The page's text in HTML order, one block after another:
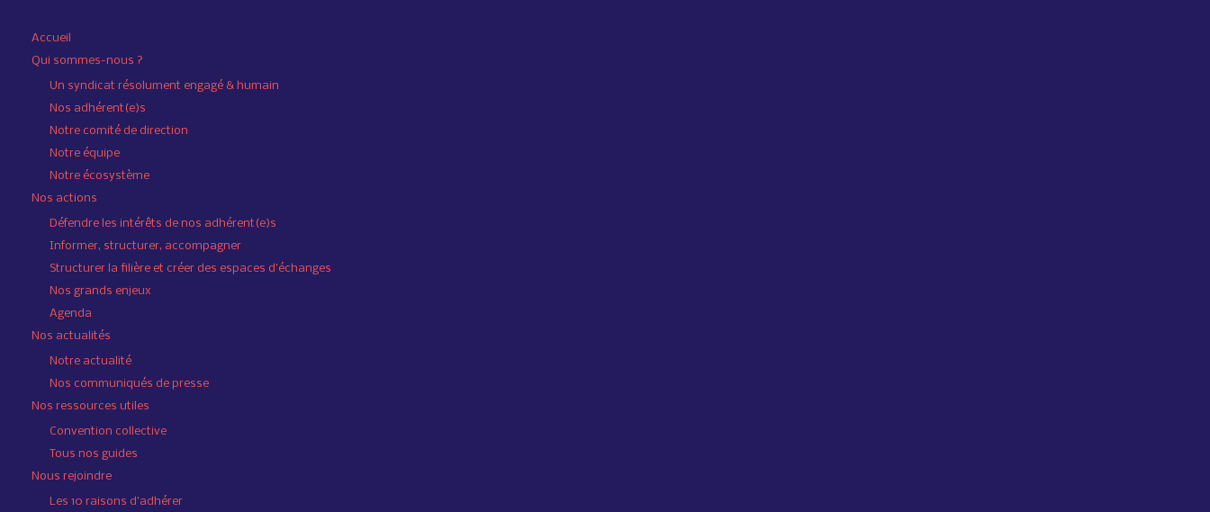
Accueil
Qui sommes-nous ?
Un syndicat résolument engagé & humain
Nos adhérent(e)s
Notre comité de direction
Notre équipe
Notre écosystème
Nos actions
Défendre les intérêts de nos adhérent(e)s
Informer, structurer, accompagner
Structurer la filière et créer des espaces d’échanges
Nos grands enjeux
Agenda
Nos actualités
Notre actualité
Nos communiqués de presse
Nos ressources utiles
Convention collective
Tous nos guides
Nous rejoindre
Les 10 raisons d’adhérer